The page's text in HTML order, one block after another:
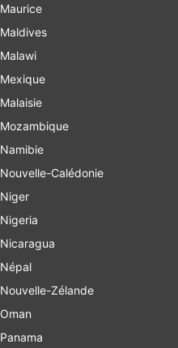
Maurice
Maldives
Malawi
Mexique
Malaisie
Mozambique
Namibie
Nouvelle-Calédonie
Niger
Nigeria
Nicaragua
Népal
Nouvelle-Zélande
Oman
Panama